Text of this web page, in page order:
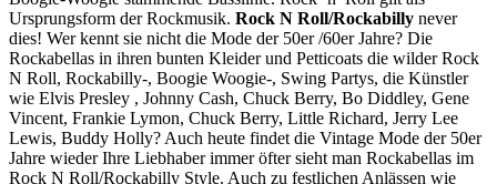
Ursprungsform der Rockmusik. Rock N Roll/Rockabilly never
dies! Wer kennt sie nicht die Mode der 50er /60er Jahre? Die
Rockabellas in ihren bunten Kleider und Petticoats die wilder Rock
N Roll, Rockabilly-, Boogie Woogie-, Swing Partys, die Künstler
wie Elvis Presley , Johnny Cash, Chuck Berry, Bo Diddley, Gene
Vincent, Frankie Lymon, Chuck Berry, Little Richard, Jerry Lee
Lewis, Buddy Holly? Auch heute findet die Vintage Mode der 50er
Jahre wieder Ihre Liebhaber immer öfter sieht man Rockabellas im
Rock N Roll/Rockabilly Style. Auch zu festlichen Anlässen wie